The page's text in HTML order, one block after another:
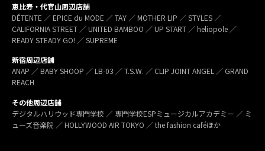
恵比寿・代官山周辺店舗
DÉTENTE ／ EPICE du MODE ／ TAY ／ MOTHER LIP ／ STYLES ／
CALIFORNIA STREET ／ UNITED BAMBOO ／ UP START ／ heliopole ／
READY STEADY GO! ／ SUPREME
新宿周辺店舗
ANAP ／ BABY SHOOP ／ LB-03 ／ T.S.W. ／ CLIP JOINT ANGEL ／ GRAND
REACH
その他周辺店舗
デジタルハリウッド専門学校 ／ 専門学校ESPミュージカルアカデミー ／ ミ
ューズ音楽院 ／ HOLLYWOOD AIR TOKYO ／ the fashion caféほか